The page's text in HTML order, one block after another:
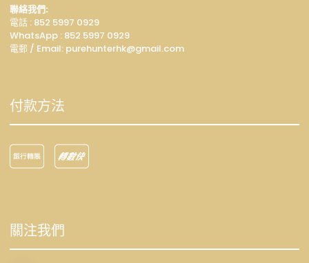
聯絡我們:
電話 : 852 5997 0929
WhatsApp : 852 5997 0929
電郵 / Email: purehunterhk@gmail.com
付款方法
關注我們